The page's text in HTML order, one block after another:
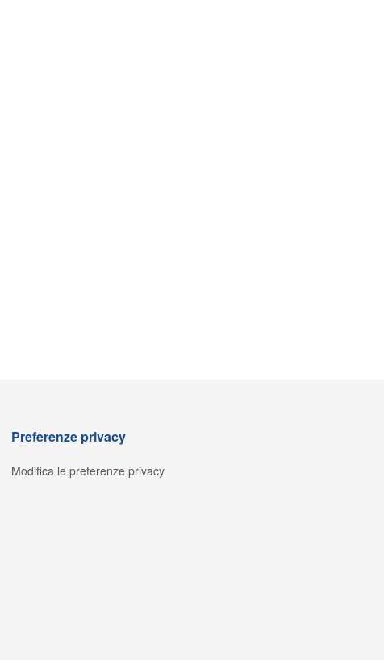
Preferenze privacy
Modifica le preferenze privacy